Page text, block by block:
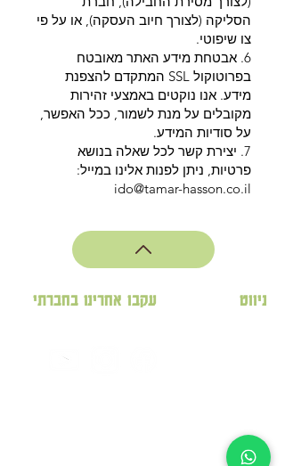
הסליקה (לצורך חיוב העסקה), או על פי
צו שיפוטי.
6. אבטחת מידע האתר מאובטח
בפרוטוקול SSL המתקדם להצפנת
מידע. אנו נוקטים באמצעי זהירות
מקובלים על מנת לשמור, ככל האפשר,
על סודיות המידע.
7. יצירת קשר לכל שאלה בנושא
פרטיות, ניתן לפנות אלינו במייל:
ido@tamar-hasson.co.il
עקבו אחרינו בחברתי ניווט